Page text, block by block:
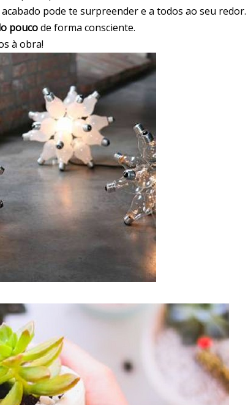
pode te surpreender e a todos ao seu redor.
poucode forma consciente.
à obra!